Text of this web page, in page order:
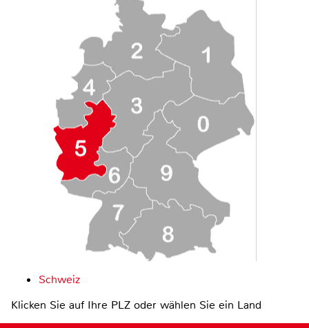
Schweiz
Klicken Sie auf Ihre PLZ oder wählen Sie ein Land